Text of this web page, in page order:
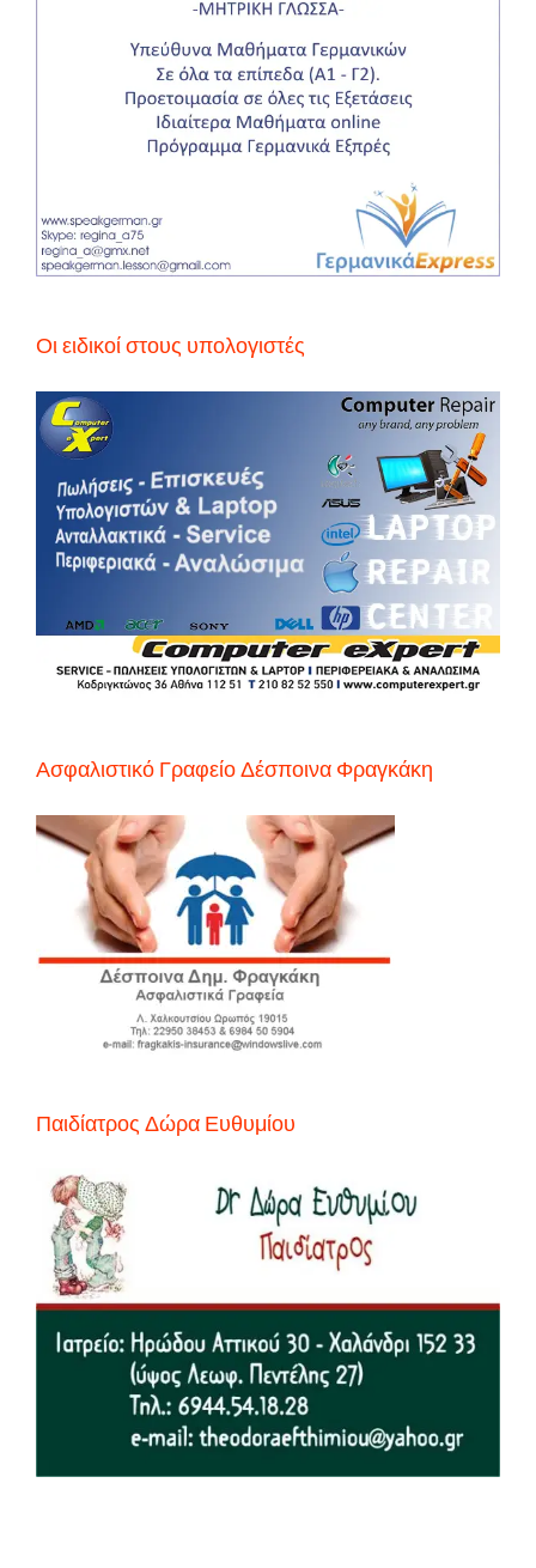
Οι ειδικοί στους υπολογιστές
Ασφαλιστικό Γραφείο Δέσποινα Φραγκάκη
Παιδίατρος Δώρα Ευθυμίου